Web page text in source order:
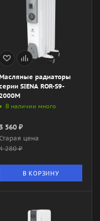
радиаторы
SIENA ROR-S9-
В наличии много
3 560₽
цена
280₽
В КОРЗИНУ